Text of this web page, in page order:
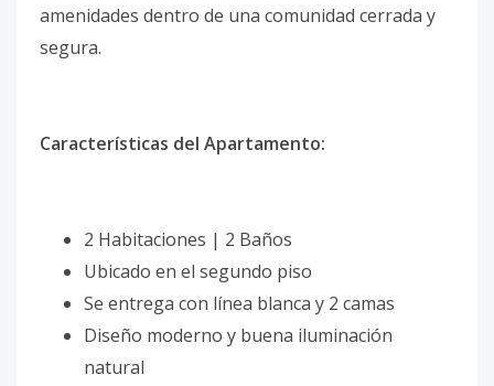
amenidades dentro de una comunidad cerrada y
segura.
Características del Apartamento:
2 Habitaciones | 2 Baños
Ubicado en el segundo piso
Se entrega con línea blanca y 2 camas
Diseño moderno y buena iluminación
natural